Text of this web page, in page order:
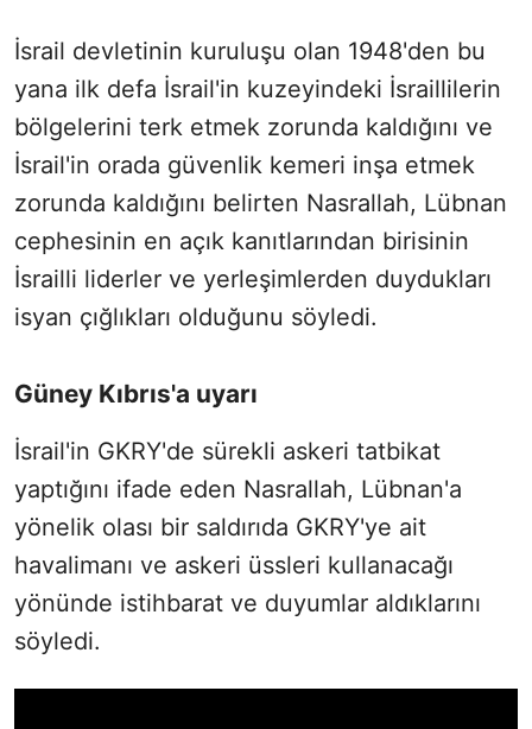
İsrail devletinin kuruluşu olan 1948'den bu
yana ilk defa İsrail'in kuzeyindeki İsraillilerin
bölgelerini terk etmek zorunda kaldığını ve
İsrail'in orada güvenlik kemeri inşa etmek
zorunda kaldığını belirten Nasrallah, Lübnan
cephesinin en açık kanıtlarından birisinin
İsrailli liderler ve yerleşimlerden duydukları
isyan çığlıkları olduğunu söyledi.
Güney Kıbrıs'a uyarı
İsrail'in GKRY'de sürekli askeri tatbikat
yaptığını ifade eden Nasrallah, Lübnan'a
yönelik olası bir saldırıda GKRY'ye ait
havalimanı ve askeri üssleri kullanacağı
yönünde istihbarat ve duyumlar aldıklarını
söyledi.